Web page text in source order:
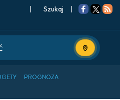
| |
Użyj
PROGNOZA